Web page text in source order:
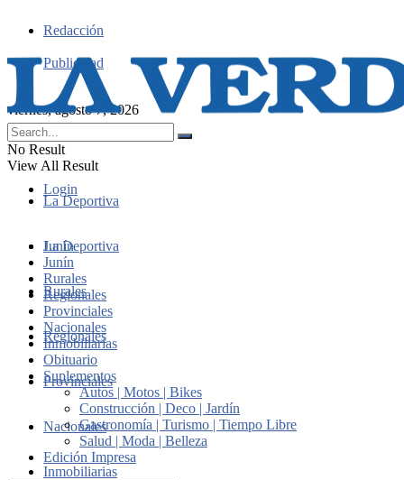
Redacción
Publicidad
viernes, agosto 7, 2026
Login
No Result
View All Result
La Deportiva
Junín
Rurales
Regionales
Provinciales
Nacionales
Inmobiliarias
La Deportiva
Junín
Rurales
Regionales
Provinciales
Nacionales
Inmobiliarias
Obituario
Suplementos
Autos | Motos | Bikes
Construcción | Deco | Jardín
Gastronomía | Turismo | Tiempo Libre
Salud | Moda | Belleza
Edición Impresa